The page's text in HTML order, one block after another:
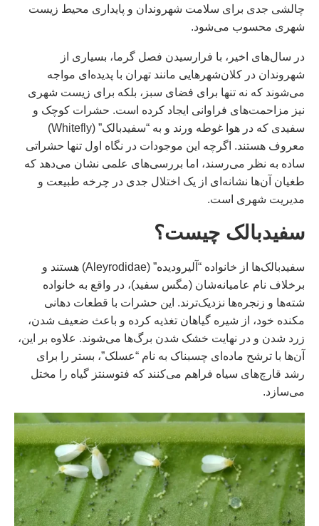
چالشی جدی برای سلامت شهروندان و پایداری محیط زیست
شهری محسوب می‌شود.
در سال‌های اخیر، با فرارسیدن فصل گرما، بسیاری از
شهروندان در کلان‌شهرهایی مانند تهران با پدیده‌ای مواجه
می‌شوند که نه تنها برای فضای سبز، بلکه برای زیست شهری
نیز مزاحمت‌های فراوانی ایجاد کرده است. حشرات کوچک و
سفیدی که در هوا غوطه ورند و به “سفیدبالک” (Whitefly)
معروف هستند. اگرچه این موجودات در نگاه اول تنها حشراتی
ساده به نظر می‌رسند، اما بررسی‌های علمی نشان می‌دهد که
طغیان آن‌ها نشانه‌ای از یک اختلال جدی در چرخه طبیعت و
مدیریت شهری است.
سفیدبالک چیست؟
سفیدبالک‌ها از خانواده “آلیرودیده” (Aleyrodidae) هستند و
برخلاف نام عامیانه‌شان (مگس سفید)، در واقع به خانواده
شته‌ها و زنجره‌ها نزدیک‌ترند. این حشرات با قطعات دهانی
مکنده خود، از شیره گیاهان تغذیه کرده و باعث ضعیف شدن،
زرد شدن و در نهایت خشک شدن برگ‌ها می‌شوند. علاوه بر این،
آن‌ها با ترشح ماده‌ای چسبناک به نام “عسلک”، بستر را برای
رشد قارچ‌های سیاه فراهم می‌کنند که فتوسنتز گیاه را مختل
می‌سازد.